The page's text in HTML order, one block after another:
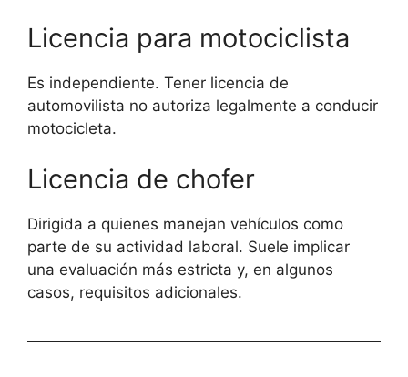
Licencia para motociclista
Es independiente. Tener licencia de
automovilista no autoriza legalmente a conducir
motocicleta.
Licencia de chofer
Dirigida a quienes manejan vehículos como
parte de su actividad laboral. Suele implicar
una evaluación más estricta y, en algunos
casos, requisitos adicionales.